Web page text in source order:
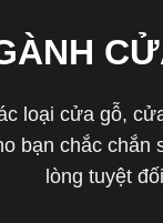
loại cửa gỗ,
bạn chắc
lòng tuyệt